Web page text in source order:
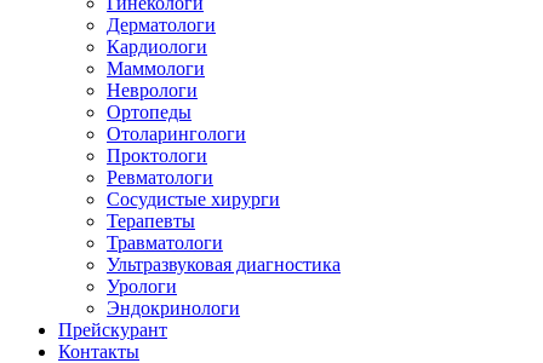
Дерматологи
Кардиологи
Маммологи
Неврологи
Ортопеды
Отоларингологи
Проктологи
Ревматологи
Сосудистые хирурги
Терапевты
Травматологи
Ультразвуковая диагностика
Урологи
Эндокринологи
Прейскурант
Контакты